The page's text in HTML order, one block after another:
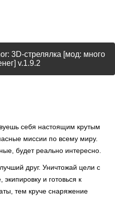
3D-стрелялка [мод: много
v.1.9.2
себя настоящим крутым
миссии по всему миру.
будет реально интересно.
друг. Уничтожай цели с
и готовься к
тем круче снаряжение